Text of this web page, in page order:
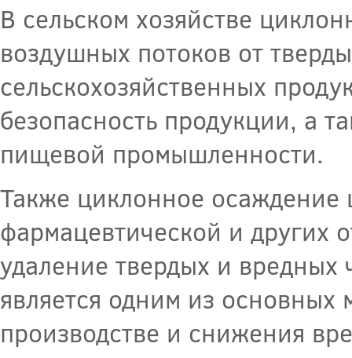
В сельском хозяйстве
воздушных потоков от
сельскохозяйственных
безопасность продукции, а
пищевой промышленности.
Также циклонное осаждение
фармацевтической и других
удаление твердых и вредных
является одним из основных
производстве и снижения